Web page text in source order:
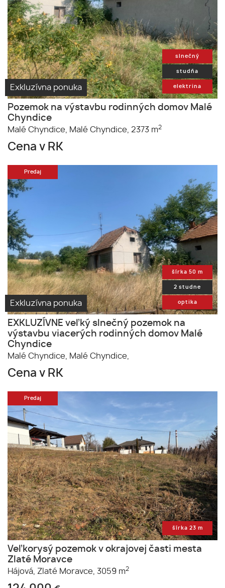
Exkluzívna ponuka
slnečný
studňa
elektrina
Pozemok na výstavbu rodinných domov Malé
Chyndice
Malé Chyndice, Malé Chyndice, 2373 m2
Cena v RK
Exkluzívna ponuka
Predaj
šírka 50 m
2 studne
optika
EXKLUZÍVNE veľký slnečný pozemok na
výstavbu viacerých rodinných domov Malé
Chyndice
Malé Chyndice, Malé Chyndice,
Cena v RK
Predaj
šírka 23 m
Veľkorysý pozemok v okrajovej časti mesta
Zlaté Moravce
Hájová, Zlaté Moravce, 3059 m2